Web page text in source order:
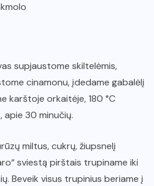
supjaustome skiltelėmis,
cinamonu, įdedame gabalėlį
karštoje orkaitėje, 180 °C
30 minučių.
miltus, cukrų, žiupsnelį
sviestą pirštais trupiname iki
Beveik visus trupinius beriame į